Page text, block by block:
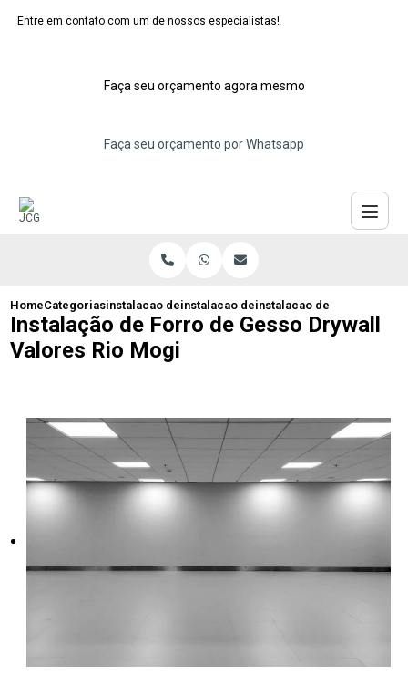
Entre em contato com um de nossos especialistas!
Faça seu orçamento agora mesmo
Faça seu orçamento por Whatsapp
HomeCategoriasinstalacao de forros de gesso
instalacao de forro de gesso abc
instalacao de forro de
Instalação de Forro de Gesso Drywall
Valores Rio Mogi